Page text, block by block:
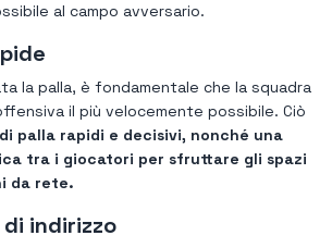
al campo avversario.
la palla, è fondamentale che la squadra
il più velocemente possibile. Ciò
palla rapidi e decisivi, nonché una
tra i giocatori per sfruttare gli spazi
da rete.
indirizzo